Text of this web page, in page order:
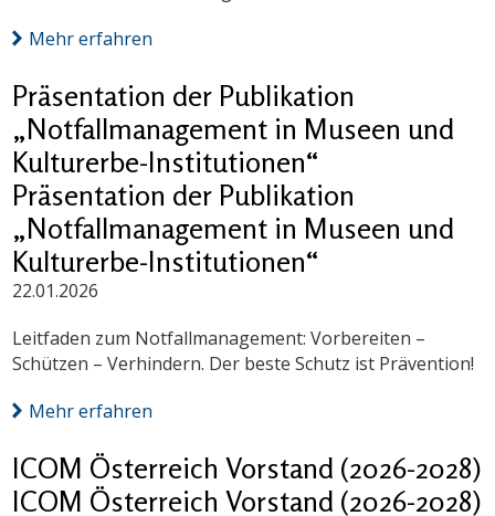
Mehr erfahren
Präsentation der Publikation
„Notfallmanagement in Museen und
Kulturerbe-Institutionen“
Präsentation der Publikation
„Notfallmanagement in Museen und
Kulturerbe-Institutionen“
22.01.2026
Leitfaden zum Notfallmanagement: Vorbereiten –
Schützen – Verhindern. Der beste Schutz ist Prävention!
Mehr erfahren
ICOM Österreich Vorstand (2026-2028)
ICOM Österreich Vorstand (2026-2028)